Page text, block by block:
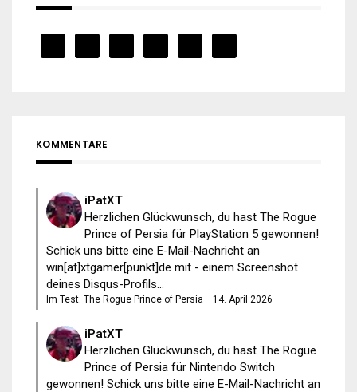
KOMMENTARE
iPatXT
Herzlichen Glückwunsch, du hast The Rogue
Prince of Persia für PlayStation 5 gewonnen!
Schick uns bitte eine E-Mail-Nachricht an
win[at]xtgamer[punkt]de mit - einem Screenshot
deines Disqus-Profils...
Im Test: The Rogue Prince of Persia · 14. April 2026
iPatXT
Herzlichen Glückwunsch, du hast The Rogue
Prince of Persia für Nintendo Switch
gewonnen! Schick uns bitte eine E-Mail-Nachricht an